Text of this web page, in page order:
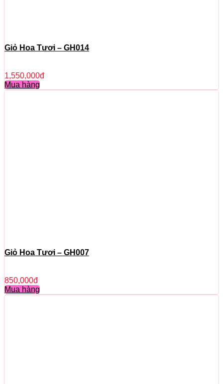
Giỏ Hoa Tươi – GH014
1,550,000đ
Mua hàng
Giỏ Hoa Tươi – GH007
850,000đ
Mua hàng